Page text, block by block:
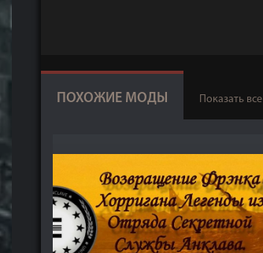
ПОХОЖИЕ МОДЫ Показать все